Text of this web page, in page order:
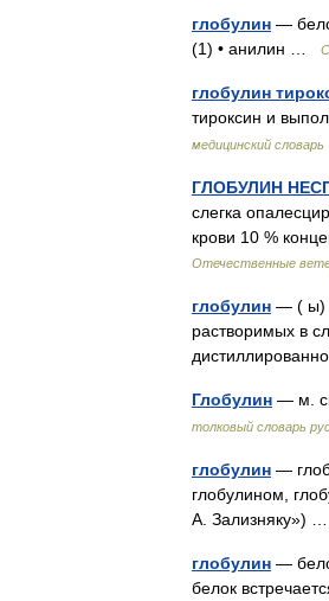
глобулин —
(1) • анилин …
глобулин
тироксин и
медицинский словарь
ГЛОБУЛИН
слегка
крови 10 %
Отечественные
глобулин — ( ы)
растворимых в
Глобулин — м.
толковый словарь
глобулин —
глобулином,
А. Зализняку»)
глобулин —
белок